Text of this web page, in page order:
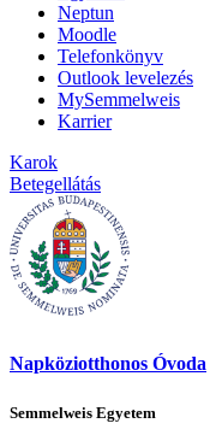
Neptun
Moodle
Telefonkönyv
Outlook levelezés
MySemmelweis
Karrier
Karok
Betegellátás
Napköziotthonos Óvoda
Semmelweis Egyetem